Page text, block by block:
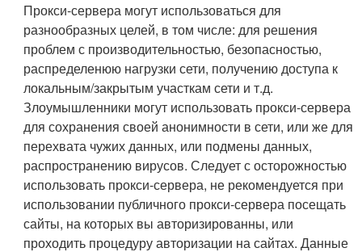
Прокси-сервера могут использоваться для
разнообразных целей, в том числе: для решения
проблем с производительностью, безопасностью,
распределенюю нагрузки сети, получению доступа к
локальным/закрытым участкам сети и т.д.
Злоумышленники могут использовать прокси-сервера
для сохранения своей анонимности в сети, или же для
перехвата чужих данных, или подмены данных,
распространению вирусов. Следует с осторожностью
использовать прокси-сервера, не рекомендуется при
использовании публичного прокси-сервера посещать
сайты, на которых вы авторизированны, или
проходить процедуру авторизации на сайтах. Данные